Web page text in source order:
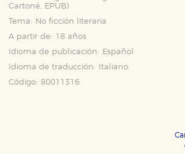
Cartoné, EPUB)
Tema:
No ficción literaria
A partir de: 18 años
Idioma de publicación:
Español
Idioma de traducción:
Italiano
Código: 80011316